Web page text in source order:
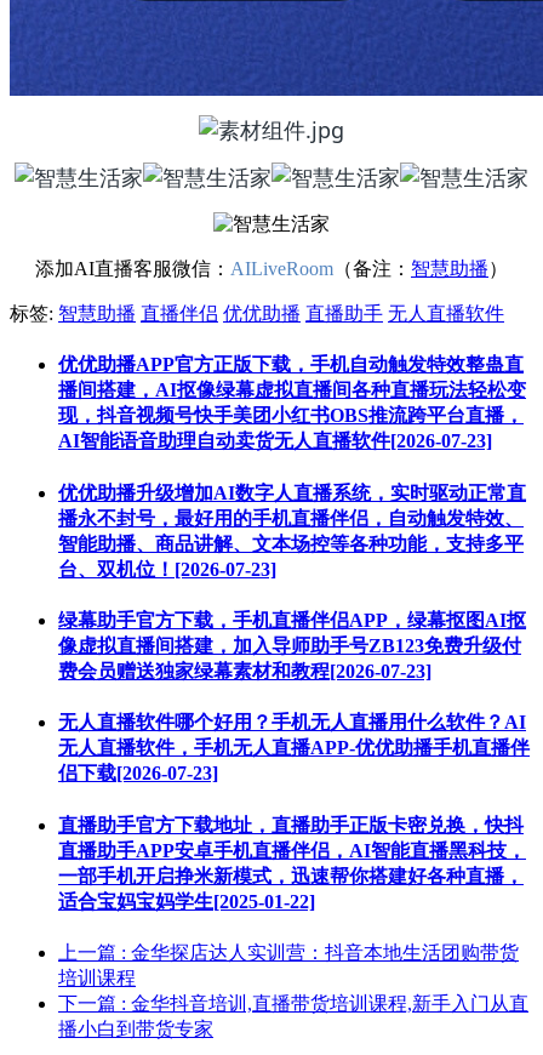
添加AI直播客服微信： AILiveRoom （备注： 智慧助播）
标签: 智慧助播 直播伴侣 优优助播 直播助手 无人直播软件
优优助播APP官方正版下载，手机自动触发特效整蛊直
播间搭建，AI抠像绿幕虚拟直播间各种直播玩法轻松变
现，抖音视频号快手美团小红书OBS推流跨平台直播，
AI智能语音助理自动卖货无人直播软件[2026-07-23]
优优助播升级增加AI数字人直播系统，实时驱动正常直
播永不封号，最好用的手机直播伴侣，自动触发特效、
智能助播、商品讲解、文本场控等各种功能，支持多平
台、双机位！[2026-07-23]
绿幕助手官方下载，手机直播伴侣APP，绿幕抠图AI抠
像虚拟直播间搭建，加入导师助手号ZB123免费升级付
费会员赠送独家绿幕素材和教程[2026-07-23]
无人直播软件哪个好用？手机无人直播用什么软件？AI
无人直播软件，手机无人直播APP-优优助播手机直播伴
侣下载[2026-07-23]
直播助手官方下载地址，直播助手正版卡密兑换，快抖
直播助手APP安卓手机直播伴侣，AI智能直播黑科技，
一部手机开启挣米新模式，迅速帮你搭建好各种直播，
适合宝妈宝妈学生[2025-01-22]
上一篇 : 金华探店达人实训营：抖音本地生活团购带货
培训课程
下一篇 : 金华抖音培训,直播带货培训课程,新手入门从直
播小白到带货专家